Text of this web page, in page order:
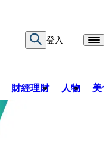
登入
財經理財 人物 美